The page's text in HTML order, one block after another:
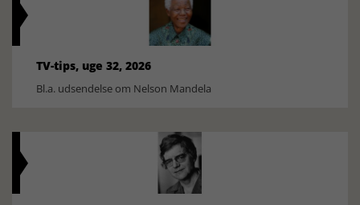
TV-tips, uge 32, 2026
Bl.a. udsendelse om Nelson Mandela